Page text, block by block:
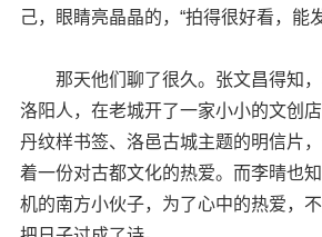
己，眼睛亮晶晶的，“拍得很好看，能
那天他们聊了很久。张文昌得知，
洛阳人，在老城开了一家小小的文创
丹纹样书签、洛邑古城主题的明信片
着一份对古都文化的热爱。而李晴也
机的南方小伙子，为了心中的热爱，不